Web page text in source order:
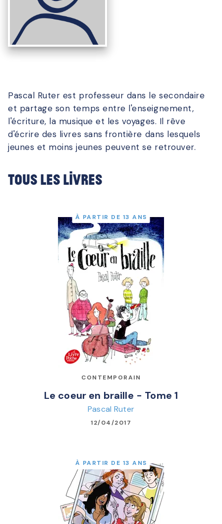
Pascal Ruter est professeur dans le secondaire
et partage son temps entre l'enseignement,
l'écriture, la musique et les voyages. Il rêve
d'écrire des livres sans frontière dans lesquels
jeunes et moins jeunes peuvent se retrouver.
Tous les livres
À PARTIR DE 13 ANS
CONTEMPORAIN
Le coeur en braille - Tome 1
Pascal Ruter
12/04/2017
À PARTIR DE 13 ANS